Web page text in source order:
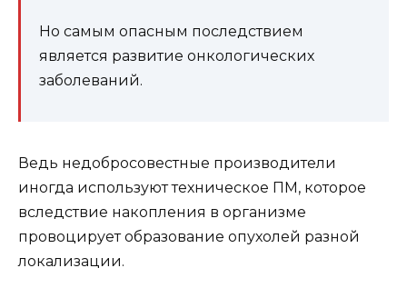
Но самым опасным последствием
является развитие онкологических
заболеваний.
Ведь недобросовестные производители
иногда используют техническое ПМ, которое
вследствие накопления в организме
провоцирует образование опухолей разной
локализации.